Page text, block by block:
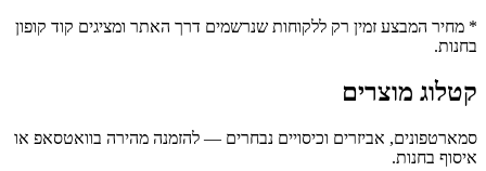
* מחיר המבצע זמין רק ללקוחות שנרשמים דרך האתר ומציגים קוד קופון
בחנות.
קטלוג מוצרים
סמארטפונים, אביזרים וכיסויים נבחרים — להזמנה מהירה בוואטסאפ או
איסוף בחנות.